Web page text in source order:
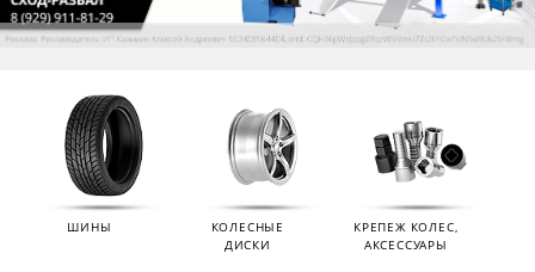
ШИНЫ
КОЛЕСНЫЕ
ДИСКИ
КРЕПЕЖ КОЛЕС,
АКСЕССУАРЫ